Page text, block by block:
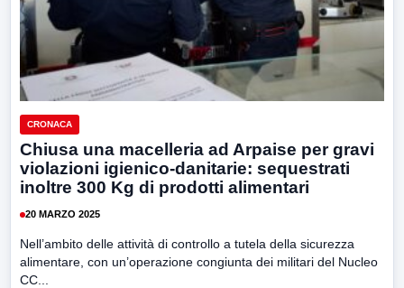
CRONACA
Chiusa una macelleria ad Arpaise per gravi
violazioni igienico-danitarie: sequestrati
inoltre 300 Kg di prodotti alimentari
20 MARZO 2025
Nell’ambito delle attività di controllo a tutela della sicurezza
alimentare, con un’operazione congiunta dei militari del Nucleo
CC...